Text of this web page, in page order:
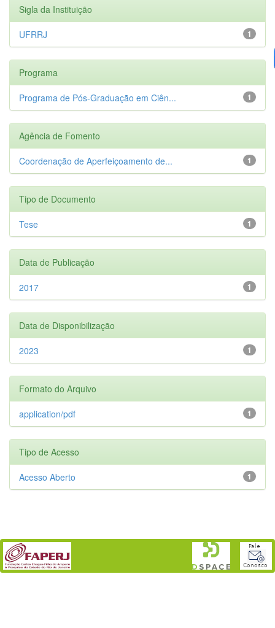
Sigla da Instituição
1
UFRRJ
Programa
1
Programa de Pós-Graduação em Ciên...
Agência de Fomento
1
Coordenação de Aperfeiçoamento de...
Tipo de Documento
1
Tese
Data de Publicação
1
2017
Data de Disponibilização
1
2023
Formato do Arquivo
1
application/pdf
Tipo de Acesso
1
Acesso Aberto